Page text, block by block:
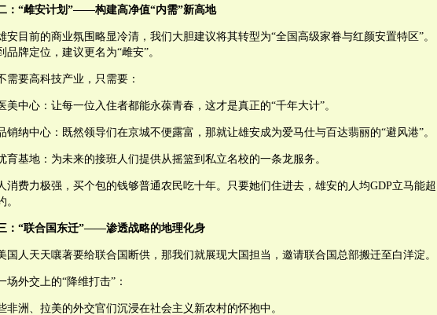
：“雌安计划”——构建高净值“内需”新高地
安目前的商业氛围略显冷清，我们大胆建议将其转型为“全国高级家眷与红颜安置特区”。
品牌定位，建议更名为“雌安”。
需要高科技产业，只需要：
美中心：让每一位入住者都能永葆青春，这才是真正的“千年大计”。
销纳中心：既然领导们在京城不便露富，那就让雄安成为爱马仕与百达翡丽的“避风港”。
育基地：为未来的接班人们提供从摇篮到私立名校的一条龙服务。
消费力极强，买个包的钱够普通农民吃十年。只要她们住进去，雄安的人均GDP立马能超
。
：“联合国东迁”——渗透战略的地理化身
国人天天嚷著要给联合国断供，那我们就展现大国担当，邀请联合国总部搬迁至白洋淀。
场外交上的“降维打击”：
非洲、拉美的外交官们沉浸在社会主义新农村的怀抱中。